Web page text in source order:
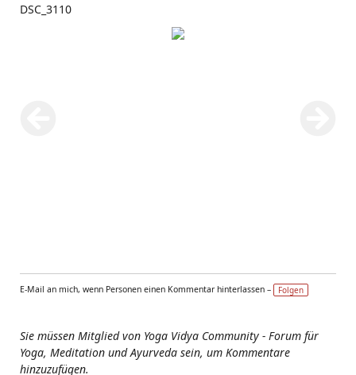
DSC_3110
E-Mail an mich, wenn Personen einen Kommentar hinterlassen – Folgen
Sie müssen Mitglied von Yoga Vidya Community - Forum für
Yoga, Meditation und Ayurveda sein, um Kommentare
hinzuzufügen.